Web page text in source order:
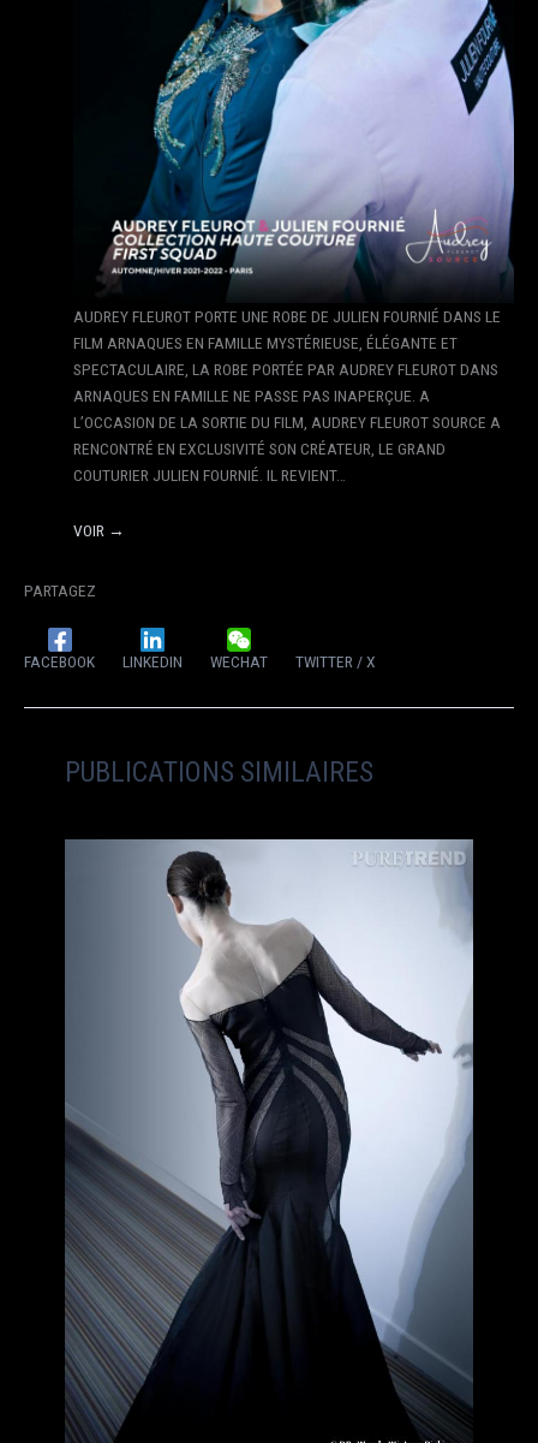
AUDREY FLEUROT PORTE UNE ROBE DE JULIEN FOURNIÉ DANS LE
FILM ARNAQUES EN FAMILLE MYSTÉRIEUSE, ÉLÉGANTE ET
SPECTACULAIRE, LA ROBE PORTÉE PAR AUDREY FLEUROT DANS
ARNAQUES EN FAMILLE NE PASSE PAS INAPERÇUE. A
L’OCCASION DE LA SORTIE DU FILM, AUDREY FLEUROT SOURCE A
RENCONTRÉ EN EXCLUSIVITÉ SON CRÉATEUR, LE GRAND
COUTURIER JULIEN FOURNIÉ. IL REVIENT…
VOIR →
PARTAGEZ
FACEBOOK LINKEDIN WECHAT TWITTER / X
PUBLICATIONS SIMILAIRES